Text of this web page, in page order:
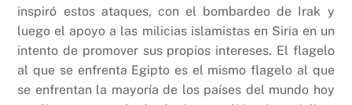
inspiró estos ataques, con el bombardeo de Irak y
luego el apoyo a las milicias islamistas en Siria en un
intento de promover sus propios intereses. El flagelo
al que se enfrenta Egipto es el mismo flagelo al que
se enfrentan la mayoría de los países del mundo hoy